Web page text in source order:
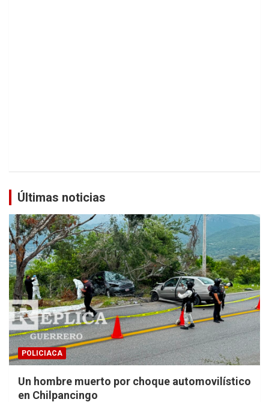
Últimas noticias
POLICIACA
Un hombre muerto por choque automovilístico
en Chilpancingo